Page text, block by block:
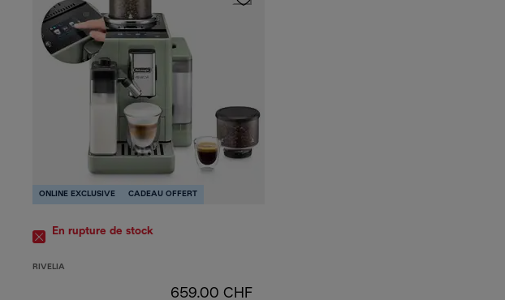
ONLINE EXCLUSIVE CADEAU OFFERT
En rupture de stock
RIVELIA
659.00 CHF